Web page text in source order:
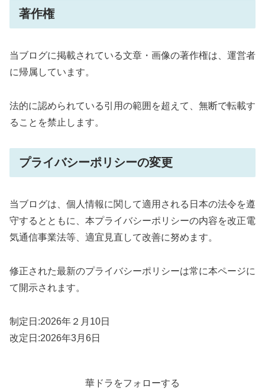
著作権
当ブログに掲載されている文章・画像の著作権は、運営者
に帰属しています。
法的に認められている引用の範囲を超えて、無断で転載す
ることを禁止します。
プライバシーポリシーの変更
当ブログは、個人情報に関して適用される日本の法令を遵
守するとともに、本プライバシーポリシーの内容を改正電
気通信事業法等、 適宜見直して改善に努めます。
修正された最新のプライバシーポリシーは常に本ページに
て開示されます。
制定日:2026年２月10日
改定日:2026年3月6日
華ドラをフォローする